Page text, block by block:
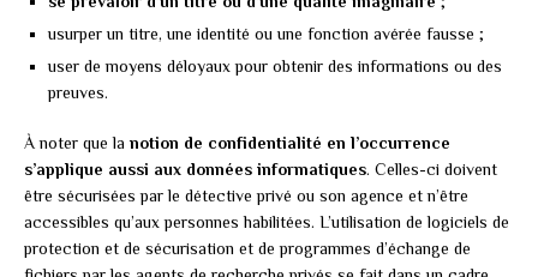
usurper un titre, une identité ou une fonction avérée fausse ;
user de moyens déloyaux pour obtenir des informations ou des
preuves.
À noter que la notion de confidentialité en l’occurrence
s’applique aussi aux données informatiques. Celles-ci doivent
être sécurisées par le détective privé ou son agence et n’être
accessibles qu’aux personnes habilitées. L’utilisation de logiciels de
protection et de sécurisation et de programmes d’échange de